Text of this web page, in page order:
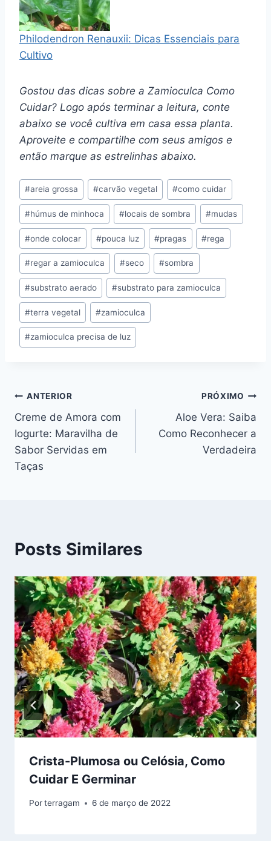
Philodendron Renauxii: Dicas Essenciais para
Cultivo
Gostou das dicas sobre a Zamioculca Como
Cuidar? Logo após terminar a leitura, conte
abaixo se você cultiva em casa essa planta.
Aproveite e compartilhe com seus amigos e
então marque as estrelinhas abaixo.
Tags
do
Post:
#areia grossa #carvão vegetal #como cuidar
#húmus de minhoca #locais de sombra #mudas
#onde colocar #pouca luz #pragas #rega
#regar a zamioculca #seco #sombra
#substrato aerado #substrato para zamioculca
#terra vegetal #zamioculca
#zamioculca precisa de luz
Navegação
de
Post
ANTERIOR
Creme de Amora com
Iogurte: Maravilha de
Sabor Servidas em
Taças
PRÓXIMO
Aloe Vera: Saiba
Como Reconhecer a
Verdadeira
Posts Similares
Crista-Plumosa ou Celósia, Como
Cuidar E Germinar
Porterragam 6 de março de 2022